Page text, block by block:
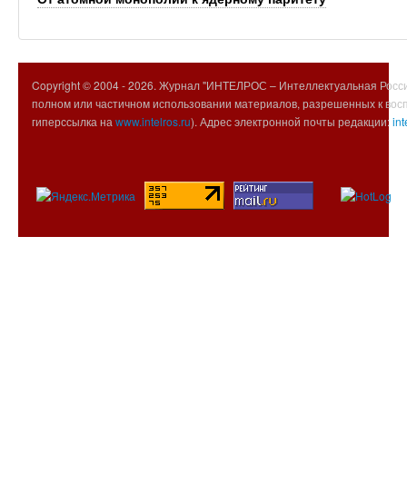
Copyright © 2004 -2026. Журнал "ИНТЕЛРОС – Интеллектуальная
полном или частичном использовании материалов, разрешенных к
гиперссылка на www.intelros.ru). Адрес электронной почты редакции: